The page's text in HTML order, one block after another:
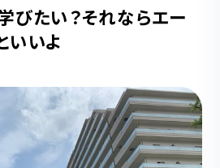
びたい？それならエー
いいよ